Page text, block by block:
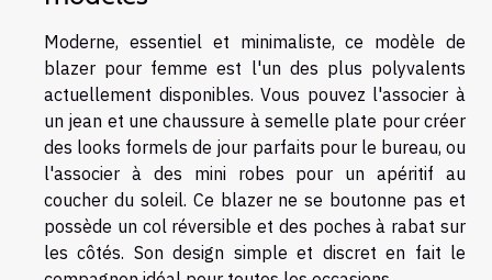
Moderne, essentiel et minimaliste, ce modèle de
blazer pour femme est l'un des plus polyvalents
actuellement disponibles. Vous pouvez l'associer à
un jean et une chaussure à semelle plate pour créer
des looks formels de jour parfaits pour le bureau, ou
l'associer à des mini robes pour un apéritif au
coucher du soleil. Ce blazer ne se boutonne pas et
possède un col réversible et des poches à rabat sur
les côtés. Son design simple et discret en fait le